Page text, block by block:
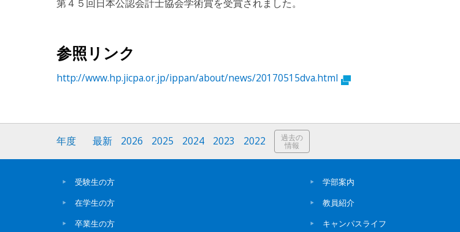
第４５回日本公認会計士協会学術賞を受賞されました。
参照リンク
http://www.hp.jicpa.or.jp/ippan/about/news/20170515dva.html
年度 最新 2026 2025 2024 2023 2022 過去の
情報
受験生の方
在学生の方
卒業生の方
学部案内
教員紹介
キャンパスライフ